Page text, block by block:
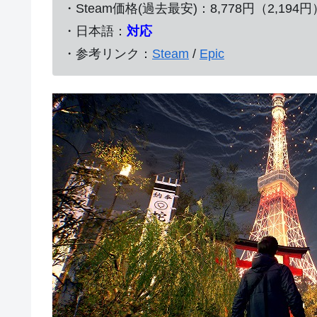
・Steam価格(過去最安)：8,778円（2,194円
・日本語： 対応
・参考リンク： Steam / Epic